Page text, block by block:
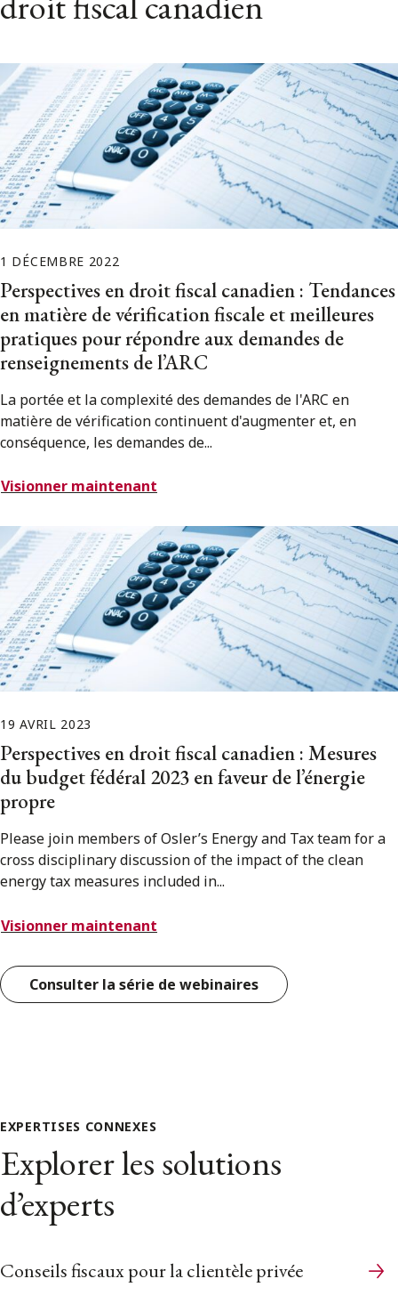
1 DÉCEMBRE 2022
Perspectives en droit fiscal canadien : Tendances
en matière de vérification fiscale et meilleures
pratiques pour répondre aux demandes de
renseignements de l’ARC
La portée et la complexité des demandes de l'ARC en
matière de vérification continuent d'augmenter et, en
conséquence, les demandes de...
Visionner maintenant
19 AVRIL 2023
Perspectives en droit fiscal canadien : Mesures
du budget fédéral 2023 en faveur de l’énergie
propre
Please join members of Osler’s Energy and Tax team for a
cross disciplinary discussion of the impact of the clean
energy tax measures included in...
Visionner maintenant
Consulter la série de webinaires
EXPERTISES CONNEXES
Explorer les solutions
d’experts
Conseils fiscaux pour la clientèle privée